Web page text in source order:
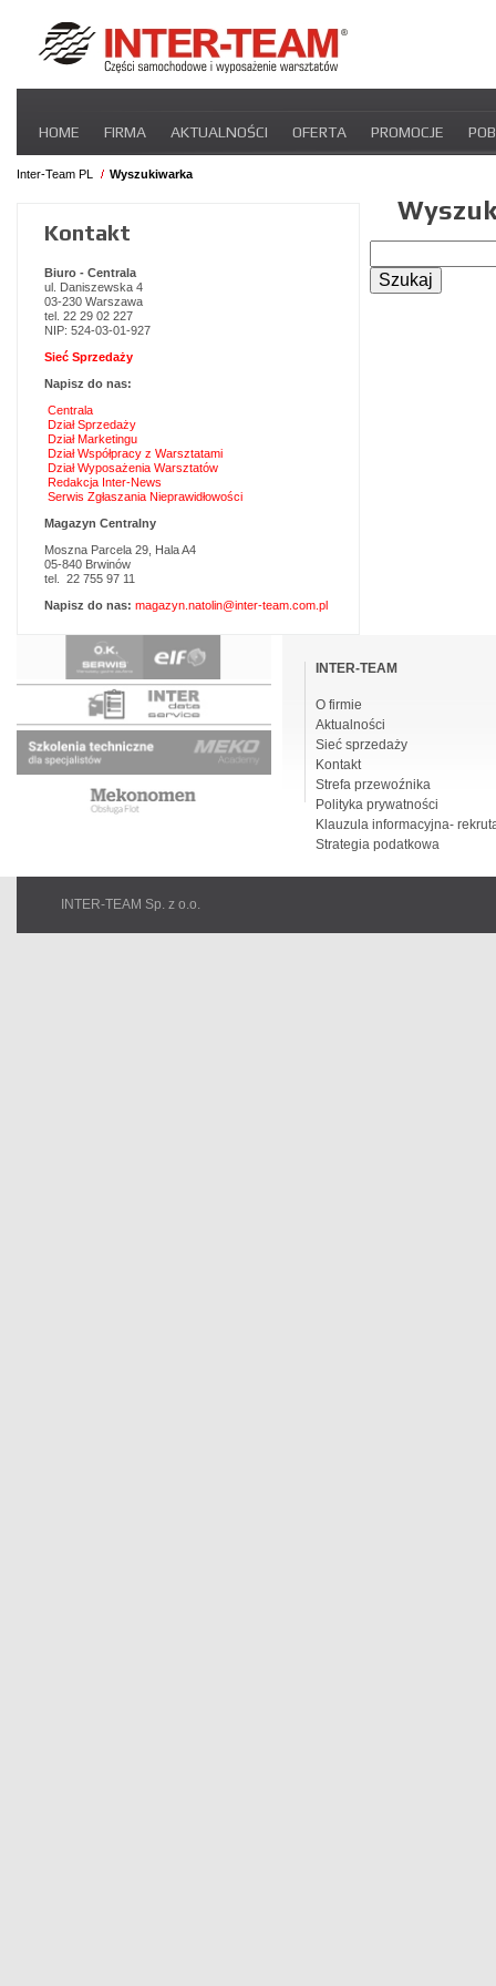
nawigacje
HOME FIRMA AKTUALNOŚCI OFERTA PROMOCJE
STREFA DLA PRZEWOŹNIKA
Inter-Team PL Wyszukiwarka
Słowa
kluczowe
Szukaj
Kontakt
Biuro - Centrala
ul. Daniszewska 4
03-230 Warszawa
tel. 22 29 02 227
NIP: 524-03-01-927
Sieć Sprzedaży
Napisz do nas:
Centrala
Dział Sprzedaży
Dział Marketingu
Dział Współpracy z Warsztatami
Dział Wyposażenia Warsztatów
Redakcja Inter-News
Serwis Zgłaszania Nieprawidłowości
Magazyn Centralny
Moszna Parcela 29, Hala A4
05-840 Brwinów
tel. 22 755 97 11
Napisz do nas: magazyn.natolin@inter-team.com.pl
nawigacjeINTER-TEAM
O firmie
Aktualności
Sieć sprzedaży
Kontakt
Strefa przewoźnika
Polityka prywatności
Klauzula informacyjna-
Strategia podatkowa
INTER-TEAM Sp. z o.o.